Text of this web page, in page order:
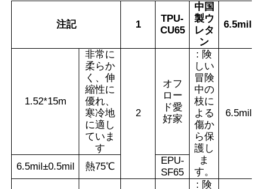
注記 1
TPU-
CU65
中国
製ウ
レタ
ン
1.52*15m
非常に
柔らか
く、伸
縮性に
優れ、
寒冷地
に適し
ていま
す
2
オフ
ロー
ド愛
好家
: 険
しい
冒険
中の
枝に
よる
傷か
ら保
護し
ま
す。
6.5mil±0.5mil 熱75℃
EPU-
SF65
: 険